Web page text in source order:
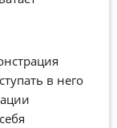
в него